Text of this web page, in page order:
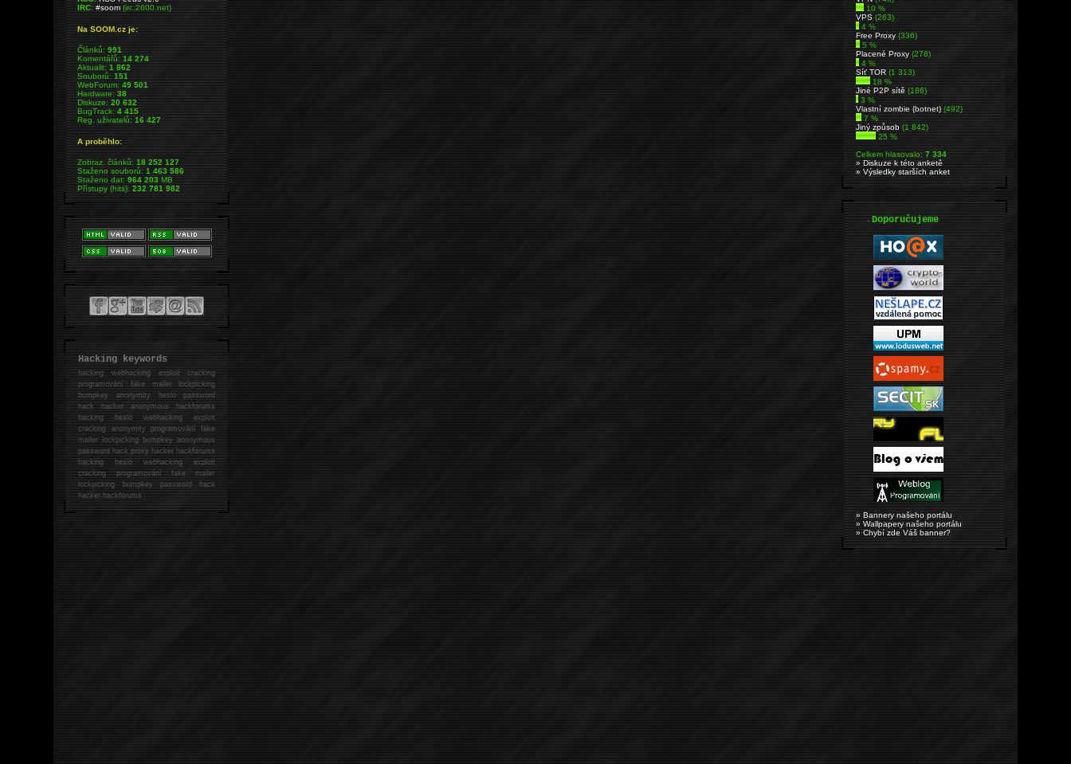
IRC: #soom(irc.2600.net)
Na SOOM.cz je:
Článků:991
Komentářů:14 274
Aktualit:1 862
Souborů:151
WebForum:49 501
Hardware:38
Diskuze:20 632
BugTrack:4 415
Reg. uživatelů:16 427
A proběhlo:
Zobraz. článků:18 252 127
Staženo souborů:1 463 586
Staženo dat:964 203MB
Přístupy (hits):232 781 982
Hacking keywords
hackingwebhacking exploit cracking
programování fake mailer lockpicking
bumpkey anonymity heslo password
hackhacker anonymous hackforums
hackingheslo webhacking exploit
cracking anonymity programování fake
mailer lockpicking bumpkey anonymous
password hack proxy hacker hackforums
hacking heslo webhacking exploit
cracking programování fake mailer
lockpicking bumpkey password hack
hackerhackforums
10 %
VPS(263)
4 %
Free Proxy(336)
5 %
Placené Proxy(278)
4 %
Síť TOR(1 313)
18 %
Jiné P2P sítě(186)
3 %
Vlastní zombie (botnet)(492)
7 %
Jiný způsob(1 842)
25 %
Celkem hlasovalo:7 334
» Diskuze k této anketě
» Výsledky starších anket
.Doporučujeme
» Bannery našeho portálu
» Wallpapery našeho portálu
» Chybí zde Váš banner?